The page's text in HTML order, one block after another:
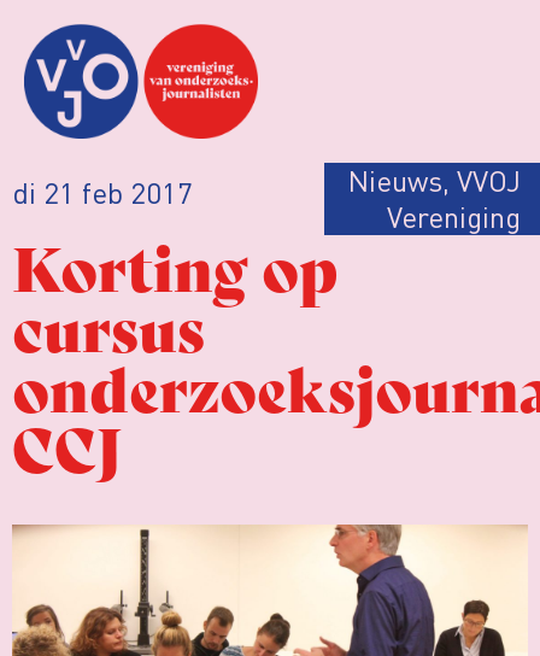
di 21 feb 2017 Nieuws, VVOJ
Vereniging
Korting op
cursus
CCJ